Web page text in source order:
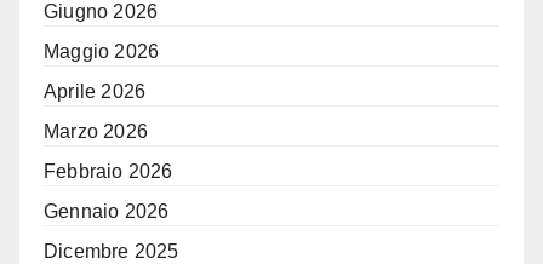
Giugno 2026
Maggio 2026
Aprile 2026
Marzo 2026
Febbraio 2026
Gennaio 2026
Dicembre 2025